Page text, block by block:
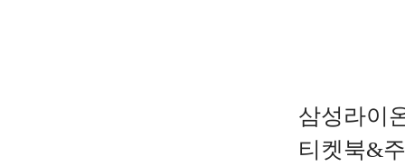
삼성라이
티켓북&